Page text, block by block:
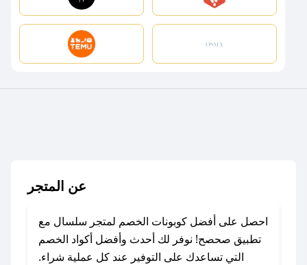
عن المتجر
احصل على أفضل كوبونات الخصم لمتجر سلسال مع
تطبيق صحصح! نوفر لك أحدث وأفضل أكواد الخصم
التي تساعدك على التوفير عند كل عملية شراء.